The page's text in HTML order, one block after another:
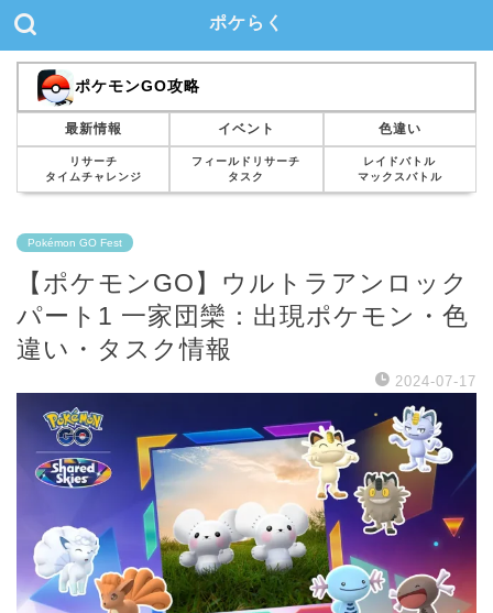
ポケらく
ポケモンGO攻略
最新情報 イベント 色違い
リサーチ
タイムチャレンジ
フィールドリサーチ
タスク
レイドバトル
マックスバトル
Pokémon GO Fest
【ポケモンGO】ウルトラアンロック
パート1 一家団欒：出現ポケモン・色
違い・タスク情報
2024-07-17